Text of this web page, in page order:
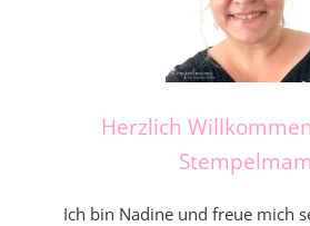
Herzlich
Ich bin Nadine und freue mich